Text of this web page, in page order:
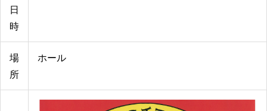
日
時
場
所
ホール